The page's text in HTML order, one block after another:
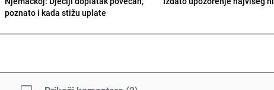
poznato i kada stižu uplate